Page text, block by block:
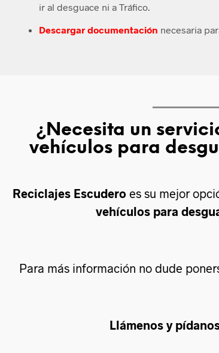
ir al desguace ni a Tráfico.
Descargar documentación necesaria
¿Necesita un
vehículos para
Reciclajes Escudero es su mejor
vehículos para
Para más información no dude
Llámenos y